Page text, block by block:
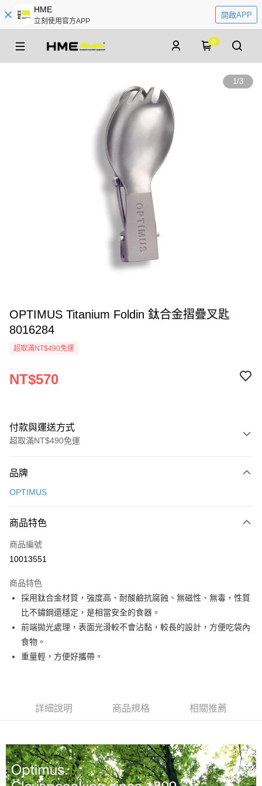
HME
立刻使用官方APP
開啟APP
0
1/3
OPTIMUS Titanium Foldin 鈦合金摺疊叉匙
8016284
超取滿NT$490免運
NT$570
付款與運送方式
超取滿NT$490免運
信用卡一次付款
3 期 0 利率 每期
合作金庫商業銀行
上海商業儲蓄銀行
臺灣中小企業銀行
匯豐（台灣）商業銀行
華泰商業銀行
聯邦商業銀行
遠東國際商業銀行
元大商業銀行
永豐商業銀行
玉山商業銀行
台灣樂天信用卡公司
超商取貨付款
LINE Pay
Apple Pay
ATM付款
運送方式
全家取貨付款
每筆NT$60，滿NT$490(含以上)免運費
每筆NT$60，滿NT$490(含以上)免運費
付款後7-11取貨
品牌
OPTIMUS
商品特色
商品編號
10013551
商品特色
採用鈦合金材質，強度高、耐酸鹼抗腐蝕、無磁性、無毒，性質
比不鏽鋼還穩定，是相當安全的食器。
前端拋光處理，表面光滑較不會沾黏，較長的設計，方便吃袋內
食物。
重量輕，方便好攜帶。
詳細說明 商品規格 相關推薦